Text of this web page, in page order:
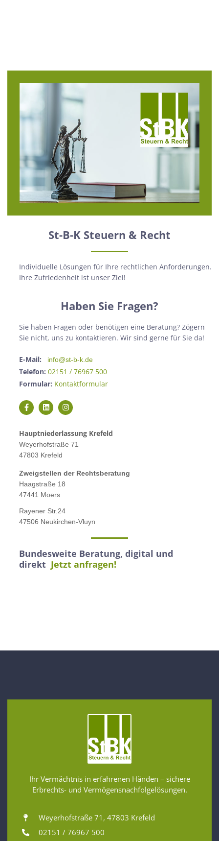
St-B-K Steuern & Recht
Individuelle Lösungen für Ihre rechtlichen Anforderungen.
Ihre Zufriedenheit ist unser Ziel!
Haben Sie Fragen?
Sie haben Fragen oder benötigen eine Beratung? Zögern
Sie nicht, uns zu kontaktieren. Wir sind gerne für Sie da!
E-Mail: info@st-b-k.de
Telefon: 02151 / 76967 500
Formular: Kontaktformular
Hauptniederlassung Krefeld
Weyerhofstraße 71
47803 Krefeld
Zweigstellen der Rechtsberatung
Haagstraße 18
47441 Moers
Rayener Str.24
47506 Neukirchen-Vluyn
Bundesweite Beratung, digital und
direkt Jetzt anfragen!
Ihr Vermächtnis in erfahrenen Händen – sichere
Erbrechts- und Vermögensnachfolgelösungen.
Weyerhofstraße 71, 47803 Krefeld
02151 / 76967 500